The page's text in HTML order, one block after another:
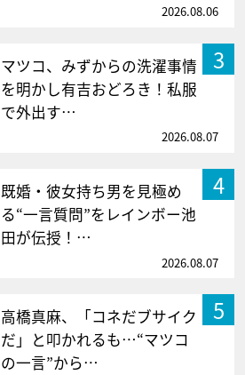
2026.08.06
3
マツコ、みずからの洗濯事情
を明かし有吉おどろき！私服
で外出す…
2026.08.07
4
既婚・彼女持ち男を見極め
る“一言質問”をレインボー池
田が伝授！…
2026.08.07
5
高橋真麻、「コネだブサイク
だ」と叩かれるも…“マツコ
の一言”から…